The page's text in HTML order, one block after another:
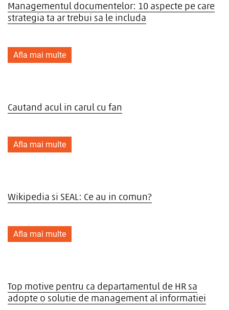
Managementul documentelor: 10 aspecte pe care
strategia ta ar trebui sa le includa
Afla mai multe
Cautand acul in carul cu fan
Afla mai multe
Wikipedia si SEAL: Ce au in comun?
Afla mai multe
Top motive pentru ca departamentul de HR sa
adopte o solutie de management al informatiei